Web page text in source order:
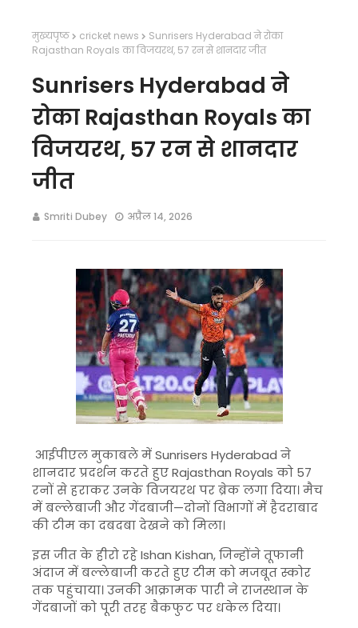
मुख्यपृष्ठ cricket news
Sunrisers Hyderabad ने रोका
Rajasthan Royals का विजयरथ, 57 रन से शानदार जीत
Sunrisers Hyderabad ने
रोका Rajasthan Royals का
विजयरथ, 57 रन से शानदार
जीत
Smriti Dubey अप्रैल 14, 2026
आईपीएल मुकाबले मेंSunrisers Hyderabad ने
शानदार प्रदर्शन करते हुएRajasthan Royals को 57
रनों से हराकर उनके विजयरथ पर ब्रेक लगा दिया। मैच
में बल्लेबाजी और गेंदबाजी—दोनों विभागों में हैदराबाद
की टीम का दबदबा देखने को मिला।
इस जीत के हीरो रहेIshan Kishan, जिन्होंने तूफानी
अंदाज में बल्लेबाजी करते हुए टीम को मजबूत स्कोर
तक पहुंचाया। उनकी आक्रामक पारी ने राजस्थान के
गेंदबाजों को पूरी तरह बैकफुट पर धकेल दिया।